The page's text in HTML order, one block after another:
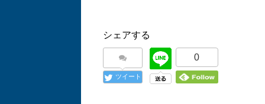
シェアする
ツイート
0